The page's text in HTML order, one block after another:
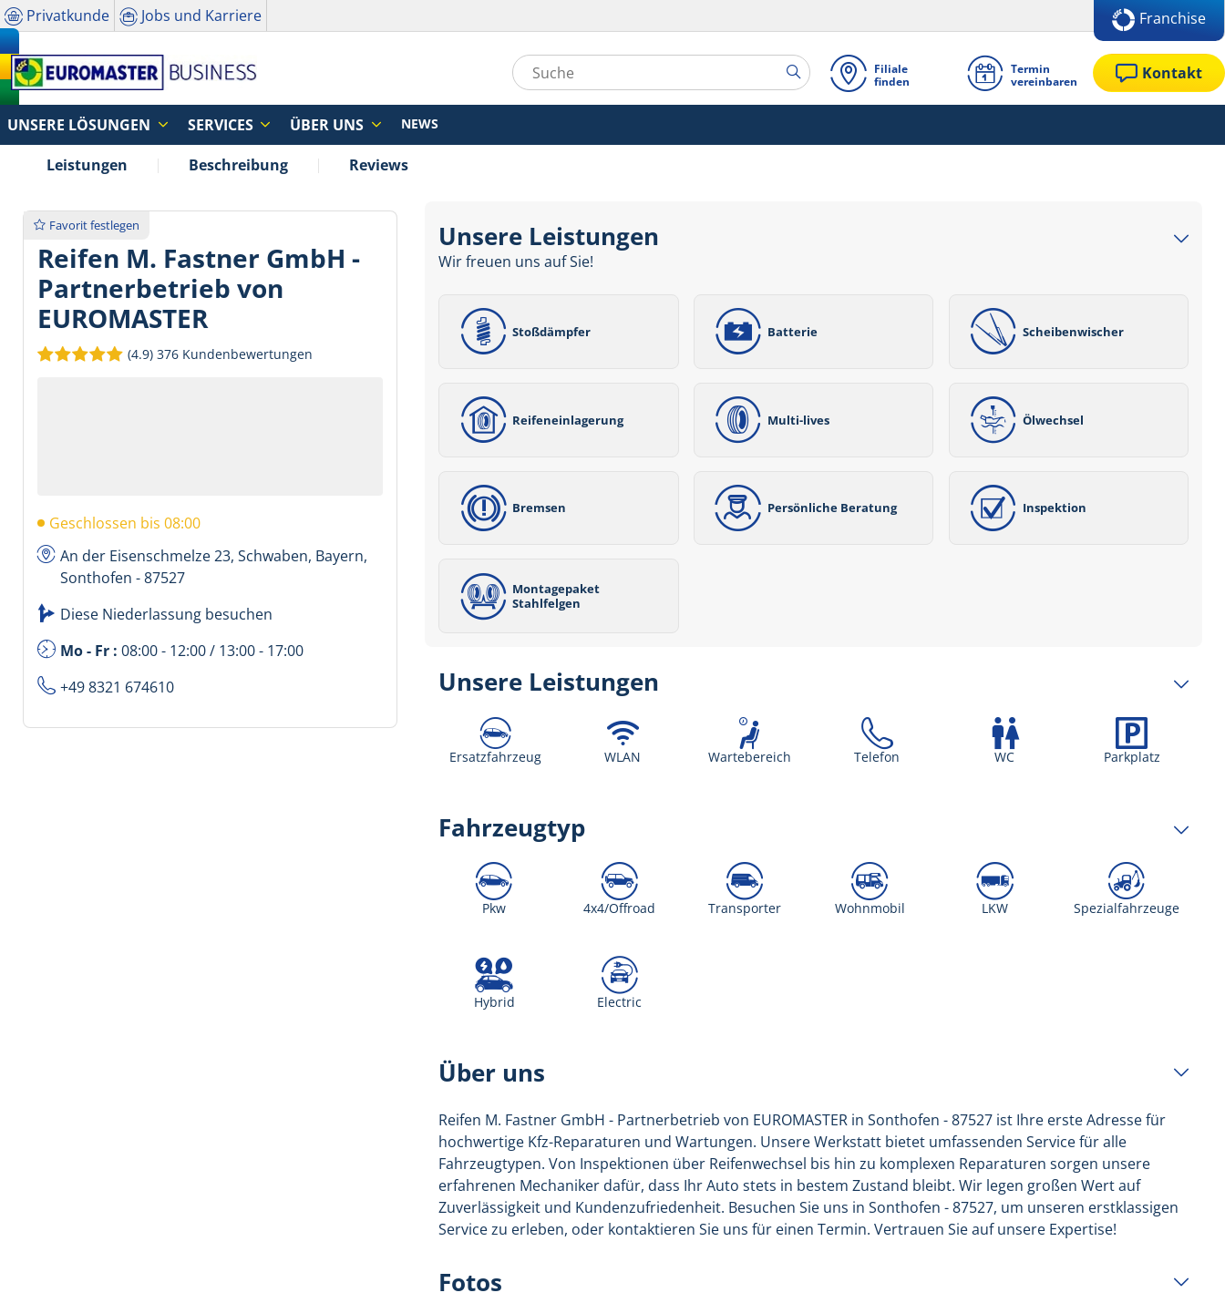
Privatkunde Jobs und Karriere Franchise
Filiale
finden
Termin
vereinbaren
Kontakt
UNSERE LÖSUNGEN SERVICES ÜBER UNS NEWS
Leistungen Beschreibung Reviews
Favorit festlegen
Reifen M. Fastner GmbH -
Partnerbetrieb von
EUROMASTER
(4.9) 376 Kundenbewertungen
Geschlossen bis 08:00
An der Eisenschmelze 23, Schwaben, Bayern,
Sonthofen - 87527
Diese Niederlassung besuchen
Mo - Fr : 08:00 - 12:00 / 13:00 - 17:00
+49 8321 674610
Unsere Leistungen
Wir freuen uns auf Sie!
Stoßdämpfer Batterie Scheibenwischer
Reifeneinlagerung Multi-lives Ölwechsel
Bremsen Persönliche Beratung Inspektion
Montagepaket
Stahlfelgen
Unsere Leistungen
Ersatzfahrzeug WLAN Wartebereich Telefon WC Parkplatz
Fahrzeugtyp
Pkw 4x4/Offroad Transporter Wohnmobil LKW Spezialfahrzeuge
Hybrid Electric
Über uns
Reifen M. Fastner GmbH - Partnerbetrieb von EUROMASTER in Sonthofen - 87527 ist Ihre erste Adresse für
hochwertige Kfz-Reparaturen und Wartungen. Unsere Werkstatt bietet umfassenden Service für alle
Fahrzeugtypen. Von Inspektionen über Reifenwechsel bis hin zu komplexen Reparaturen sorgen unsere
erfahrenen Mechaniker dafür, dass Ihr Auto stets in bestem Zustand bleibt. Wir legen großen Wert auf
Zuverlässigkeit und Kundenzufriedenheit. Besuchen Sie uns in Sonthofen - 87527, um unseren erstklassigen
Service zu erleben, oder kontaktieren Sie uns für einen Termin. Vertrauen Sie auf unsere Expertise!
Fotos